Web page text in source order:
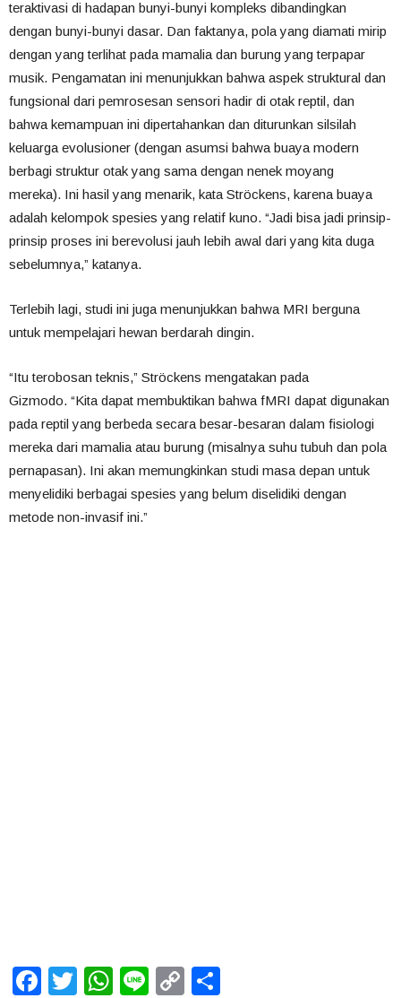
teraktivasi di hadapan bunyi-bunyi kompleks dibandingkan
dengan bunyi-bunyi dasar. Dan faktanya, pola yang diamati mirip
dengan yang terlihat pada mamalia dan burung yang terpapar
musik. Pengamatan ini menunjukkan bahwa aspek struktural dan
fungsional dari pemrosesan sensori hadir di otak reptil, dan
bahwa kemampuan ini dipertahankan dan diturunkan silsilah
keluarga evolusioner (dengan asumsi bahwa buaya modern
berbagi struktur otak yang sama dengan nenek moyang
mereka). Ini hasil yang menarik, kata Ströckens, karena buaya
adalah kelompok spesies yang relatif kuno. “Jadi bisa jadi prinsip-
prinsip proses ini berevolusi jauh lebih awal dari yang kita duga
sebelumnya,” katanya.
Terlebih lagi, studi ini juga menunjukkan bahwa MRI berguna
untuk mempelajari hewan berdarah dingin.
“Itu terobosan teknis,” Ströckens mengatakan pada
Gizmodo. “Kita dapat membuktikan bahwa fMRI dapat digunakan
pada reptil yang berbeda secara besar-besaran dalam fisiologi
mereka dari mamalia atau burung (misalnya suhu tubuh dan pola
pernapasan). Ini akan memungkinkan studi masa depan untuk
menyelidiki berbagai spesies yang belum diselidiki dengan
metode non-invasif ini.”
Facebook
Twitter
WhatsApp
LineCopy